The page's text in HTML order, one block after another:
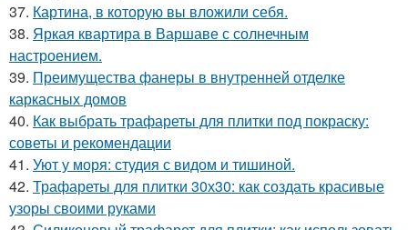
37. Картина, в которую вы вложили себя.
38. Яркая квартира в Варшаве с солнечным
настроением.
39. Преимущества фанеры в внутренней отделке
каркасных домов
40. Как выбрать трафареты для плитки под покраску:
советы и рекомендации
41. Уют у моря: студия с видом и тишиной.
42. Трафареты для плитки 30х30: как создать красивые
узоры своими руками